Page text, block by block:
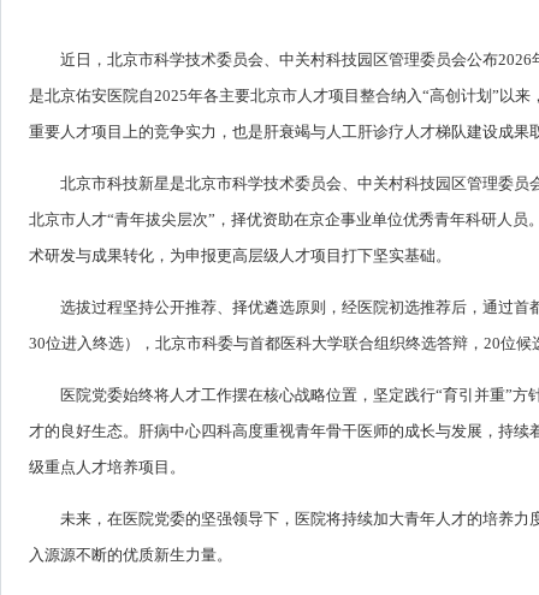
近日，北京市科学技术委员会、中关村科技园区管理委员会公布
是北京佑安医院自2025年各主要北京市人才项目整合纳入“高创计划”以
重要人才项目上的竞争实力，也是肝衰竭与人工肝诊疗人才梯队建设成果
北京市科技新星是北京市科学技术委员会、中关村科技园区管理委
北京市人才“青年拔尖层次”，择优资助在京企事业单位优秀青年科研人
术研发与成果转化，为申报更高层级人才项目打下坚实基础。
选拔过程坚持公开推荐、择优遴选原则，经医院初选推荐后，通过
30位进入终选），北京市科委与首都医科大学联合组织终选答辩，20位候
医院党委始终将人才工作摆在核心战略位置，坚定践行“育引并重”
才的良好生态。肝病中心四科高度重视青年骨干医师的成长与发展，持
级重点人才培养项目。
未来，在医院党委的坚强领导下，医院将持续加大青年人才的培养
入源源不断的优质新生力量。